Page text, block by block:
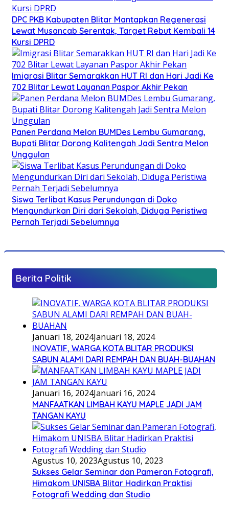
DPC PKB Kabupaten Blitar Mantapkan Regenerasi
Lewat Musancab Serentak, Target Rebut Kembali 14
Kursi DPRD
Imigrasi Blitar Semarakkan HUT RI dan Hari Jadi Ke
702 Blitar Lewat Layanan Paspor Akhir Pekan
Panen Perdana Melon BUMDes Lembu Gumarang,
Bupati Blitar Dorong Kalitengah Jadi Sentra Melon
Unggulan
Siswa Terlibat Kasus Perundungan di Doko
Mengundurkan Diri dari Sekolah, Diduga Peristiwa
Pernah Terjadi Sebelumnya
Berita Politik
Januari 18, 2024Januari 18, 2024
INOVATIF, WARGA KOTA BLITAR PRODUKSI
SABUN ALAMI DARI REMPAH DAN BUAH-BUAHAN
Januari 16, 2024Januari 16, 2024
MANFAATKAN LIMBAH KAYU MAPLE JADI JAM
TANGAN KAYU
Agustus 10, 2023Agustus 10, 2023
Sukses Gelar Seminar dan Pameran Fotografi,
Himakom UNISBA Blitar Hadirkan Praktisi
Fotografi Wedding dan Studio